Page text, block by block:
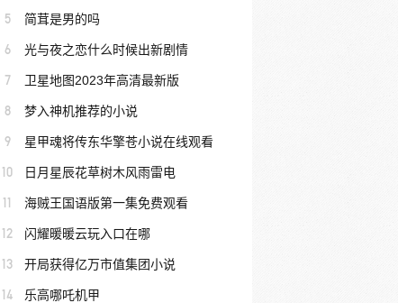
5 简茸是男的吗
6 光与夜之恋什么时候出新剧情
7 卫星地图2023年高清最新版
8 梦入神机推荐的小说
9 星甲魂将传东华擎苍小说在线观看
10 日月星辰花草树木风雨雷电
11 海贼王国语版第一集免费观看
12 闪耀暖暖云玩入口在哪
13 开局获得亿万市值集团小说
14 乐高哪吒机甲